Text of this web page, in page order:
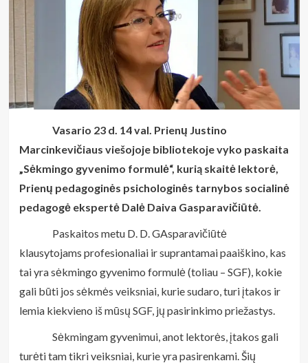
Vasario 23 d. 14 val. Prienų Justino
Marcinkevičiaus viešojoje bibliotekoje vyko paskaita
„Sėkmingo gyvenimo formulė“, kurią skaitė lektorė,
Prienų pedagoginės psichologinės tarnybos socialinė
pedagogė ekspertė Dalė Daiva Gasparavičiūtė.
Paskaitos metu D. D. GAsparavičiūtė
klausytojams profesionaliai ir suprantamai paaiškino, kas
tai yra sėkmingo gyvenimo formulė (toliau – SGF), kokie
gali būti jos sėkmės veiksniai, kurie sudaro, turi įtakos ir
lemia kiekvieno iš mūsų SGF, jų pasirinkimo priežastys.
Sėkmingam gyvenimui, anot lektorės, įtakos gali
turėti tam tikri veiksniai, kurie yra pasirenkami. Šių